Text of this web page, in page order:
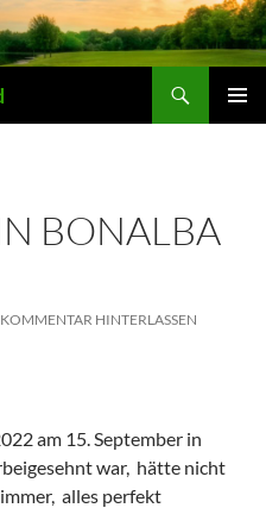
BONALBA
KOMMENTAR HINTERLASSEN
am 15. September in
war, hätte nicht
alles perfekt